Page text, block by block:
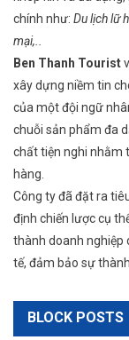
chính như: Du lịch lữ
mại,..
Ben Thanh Tourist
xây dựng niềm tin
của một đội ngữ
chuỗi sản phẩm đa
chất tiện nghi nhằm
hàng.
Công ty đã đặt ra
định chiến lược cụ
thành doanh nghiệp
tế, đảm bảo sự
BLOCK POSTS